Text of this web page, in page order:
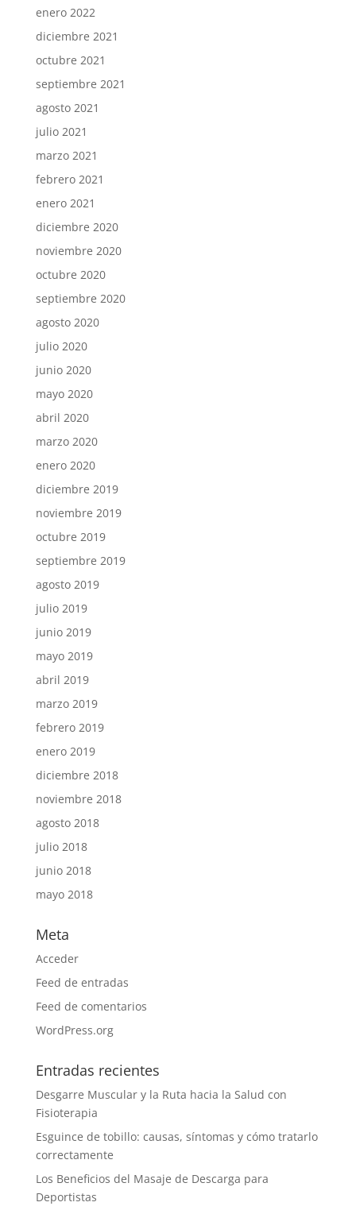
enero 2022
diciembre 2021
octubre 2021
septiembre 2021
agosto 2021
julio 2021
marzo 2021
febrero 2021
enero 2021
diciembre 2020
noviembre 2020
octubre 2020
septiembre 2020
agosto 2020
julio 2020
junio 2020
mayo 2020
abril 2020
marzo 2020
enero 2020
diciembre 2019
noviembre 2019
octubre 2019
septiembre 2019
agosto 2019
julio 2019
junio 2019
mayo 2019
abril 2019
marzo 2019
febrero 2019
enero 2019
diciembre 2018
noviembre 2018
agosto 2018
julio 2018
junio 2018
mayo 2018
Meta
Acceder
Feed de entradas
Feed de comentarios
WordPress.org
Entradas recientes
Desgarre Muscular y la Ruta hacia la Salud con
Fisioterapia
Esguince de tobillo: causas, síntomas y cómo tratarlo
correctamente
Los Beneficios del Masaje de Descarga para
Deportistas